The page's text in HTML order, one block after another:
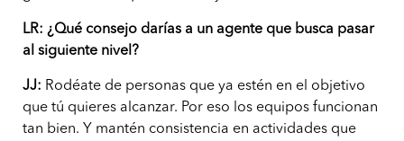
LR: ¿Qué consejo darías a un agente que busca pasar
al siguiente nivel?
JJ: Rodéate de personas que ya estén en el objetivo
que tú quieres alcanzar. Por eso los equipos funcionan
tan bien. Y mantén consistencia en actividades que